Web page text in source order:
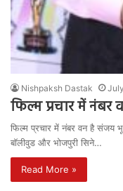
Nishpaksh Dastak
फिल्म प्रचार में
फिल्म प्रचार में नंबर वन है
बॉलीवुड और भोजपुरी सिने…
Read More »